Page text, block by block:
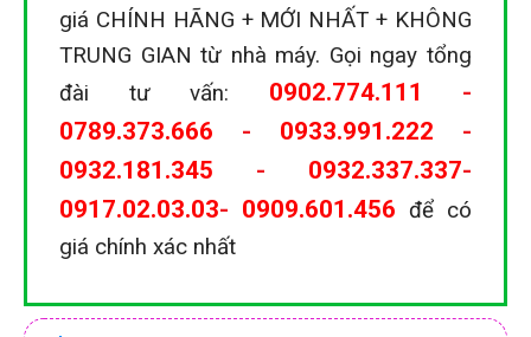
giá CHÍNH HÃNG + MỚI NHẤT + KHÔNG
TRUNG GIAN từ nhà máy. Gọi ngay tổng
đài tư vấn: 0902.774.111
-
0789.373.666 - 0933.991.222 -
0932.181.345 - 0932.337.337-
0917.02.03.03- 0909.601.456 để có
giá chính xác nhất